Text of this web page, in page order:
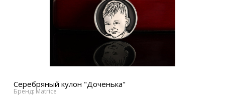
Серебряный кулон "Доченька"
Бренд: Matrice